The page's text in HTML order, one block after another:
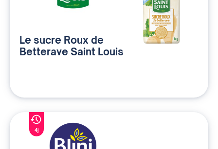
Le sucre Roux de
Betterave Saint Louis
4j